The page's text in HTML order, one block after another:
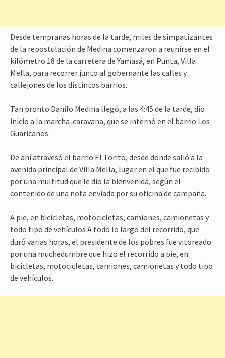
Desde tempranas horas de la tarde, miles de simpatizantes
de la repostulación de Medina comenzaron a reunirse en el
kilómetro 18 de la carretera de Yamasá, en Punta, Villa
Mella, para recorrer junto al gobernante las calles y
callejones de los distintos barrios.
Tan pronto Danilo Medina llegó, a las 4:45 de la tarde, dio
inicio a la marcha-caravana, que se internó en el barrio Los
Guaricanos.
De ahí atravesó el barrio El Torito, desde donde salió a la
avenida principal de Villa Mella, lugar en el que fue recibido
por una multitud que le dio la bienvenida, según el
contenido de una nota enviada por su oficina de campaña.
A pie, en bicicletas, motocicletas, camiones, camionetas y
todo tipo de vehículos A todo lo largo del recorrido, que
duró varias horas, el presidente de los pobres fue vitoreado
por una muchedumbre que hizo el recorrido a pie, en
bicicletas, motocicletas, camiones, camionetas y todo tipo
de vehículos.